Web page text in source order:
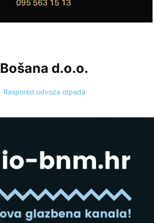
Bošana d.o.o.
Raspored odvoza otpada